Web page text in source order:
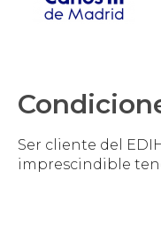
Ser cliente del
imprescindible